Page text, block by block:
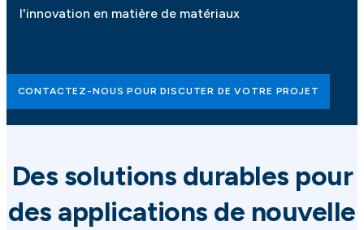
l'innovation en matière de matériaux
CONTACTEZ-NOUS POUR DISCUTER DE VOTRE PROJET
Des solutions durables pour
des applications de nouvelle